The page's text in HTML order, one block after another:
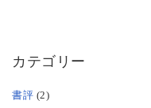
カテゴリー
書評 (2)